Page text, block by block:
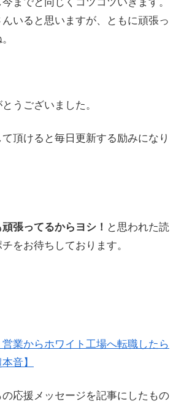
までと同じくコツコツいきます。
いると思いますが、ともに頑張っ
うございました。
頂けると毎日更新する励みになり
張ってるからヨシ！ と思われた読
をお待ちしております。
業からホワイト工場へ転職したら
音】
応援メッセージを記事にしたもの